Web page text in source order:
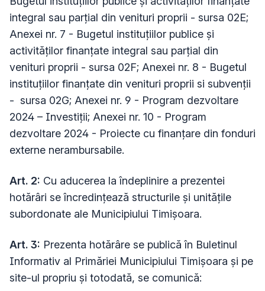
integral sau parțial din venituri proprii - sursa 02E;
Anexei nr. 7 - Bugetul instituțiilor publice și
activităților finanțate integral sau parțial din
venituri proprii - sursa 02F; Anexei nr. 8 - Bugetul
instituțiilor finanțate din venituri proprii si subvenții
- sursa 02G; Anexei nr. 9 - Program dezvoltare
2024 – Investiții; Anexei nr. 10 - Program
dezvoltare 2024 - Proiecte cu finanțare din fonduri
externe nerambursabile.
Art. 2: Cu aducerea la îndeplinire a prezentei
hotărâri se încredinţează structurile și unitățile
subordonate ale Municipiului Timișoara.
Art. 3: Prezenta hotărâre se publică în Buletinul
Informativ al Primăriei Municipiului Timișoara și pe
site-ul propriu și totodată, se comunică: